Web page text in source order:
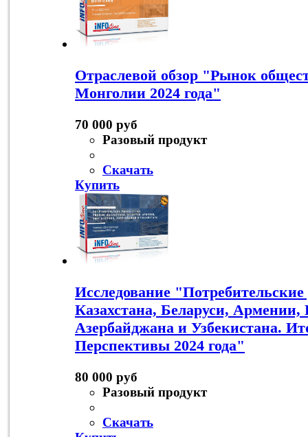
Отраслевой обзор "Рынок
Монголии 2024 года"
70 000 руб
Разовый продукт
Скачать
Купить
Исследование
Казахстана, Беларуси,
Азербайджана и Узбекистана.
Перспективы 2024 года"
80 000 руб
Разовый продукт
Скачать